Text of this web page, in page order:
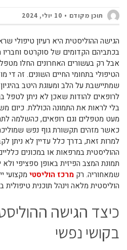
תוכן מקודם 10 יולי, 2024
הגישה ההוליסטית היא רעיון טיפולי
בכתביהם הקדומים של סוקרטס וחבריו
אבל רק בעשורים האחרונים החלו
הטיפולי בתחומי החיים השונים. זה די
שמתיישבת על הלב ומעוגת היטב
לרופאים להודות שאכן לא ניתן לטפל
בלי לראות את התמונה הכוללת. כיום
מעט מטפלים וגם רופאים, כהשלמה
כאשר מזהים תקשורת גוף נפש
למרות זאת, בדרך כלל עדיין לא ניתן
ההוליסטית במרפאות או במכונים
תמונת המצב הפיזית באופן ספציפי ולא
שמאחוריה. רק מרכז הוליסטי מקצועי
הוליסטית מלאה וינהל תוכנית
כיצד הגישה
בקושי נפשי